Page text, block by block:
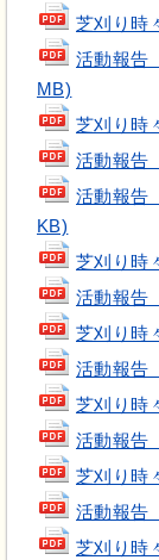
芝刈り時
活動報告
MB)
芝刈り時
活動報告
活動報告
KB)
芝刈り時
活動報告
芝刈り時
活動報告
芝刈り時
活動報告
芝刈り時
活動報告
芝刈り時